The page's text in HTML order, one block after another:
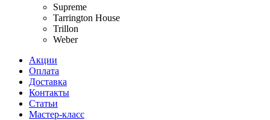
Supreme
Tarrington House
Trillon
Weber
Акции
Оплата
Доставка
Контакты
Статьи
Мастер-класс